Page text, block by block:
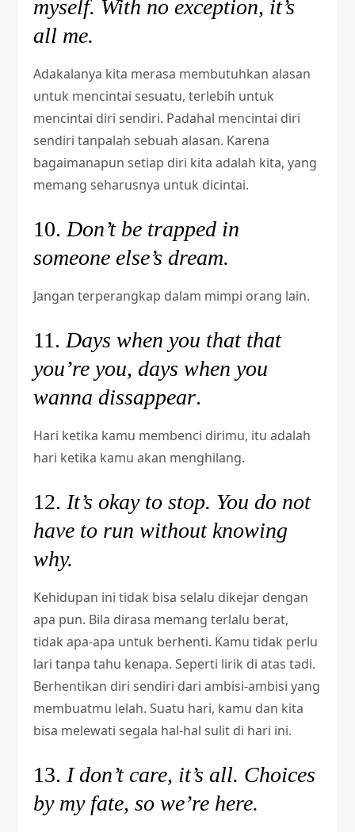
myself. With no exception, it’s
all me.
Adakalanya kita merasa membutuhkan alasan
untuk mencintai sesuatu, terlebih untuk
mencintai diri sendiri. Padahal mencintai diri
sendiri tanpalah sebuah alasan. Karena
bagaimanapun setiap diri kita adalah kita, yang
memang seharusnya untuk dicintai.
10. Don’t be trapped in
someone else’s dream.
Jangan terperangkap dalam mimpi orang lain.
11. Days when you that that
you’re you, days when you
wanna dissappear.
Hari ketika kamu membenci dirimu, itu adalah
hari ketika kamu akan menghilang.
12. It’s okay to stop. You do not
have to run without knowing
why.
Kehidupan ini tidak bisa selalu dikejar dengan
apa pun. Bila dirasa memang terlalu berat,
tidak apa-apa untuk berhenti. Kamu tidak perlu
lari tanpa tahu kenapa. Seperti lirik di atas tadi.
Berhentikan diri sendiri dari ambisi-ambisi yang
membuatmu lelah. Suatu hari, kamu dan kita
bisa melewati segala hal-hal sulit di hari ini.
13. I don’t care, it’s all. Choices
by my fate, so we’re here.